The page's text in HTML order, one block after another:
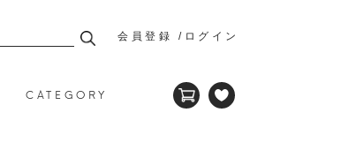
会員登録 ログイン
CATEGORY